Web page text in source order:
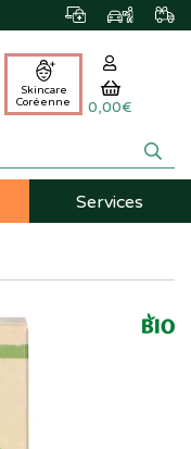
Skincare
Coréenne
0,00€
Services